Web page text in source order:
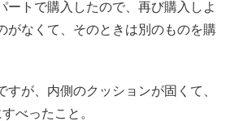
ートで購入したので、再び購入しよ
がなくて、そのときは別のものを購
すが、内側のクッションが固くて、
すべったこと。